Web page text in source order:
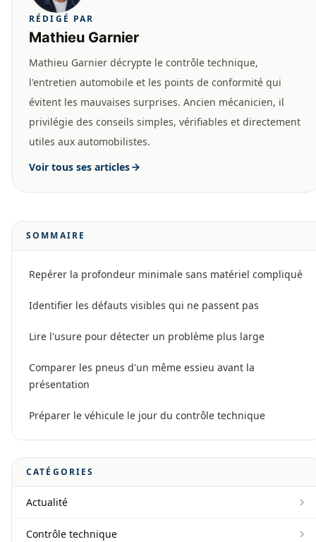
RÉDIGÉ PAR
Mathieu Garnier
Mathieu Garnier décrypte le contrôle technique,
l'entretien automobile et les points de conformité qui
évitent les mauvaises surprises. Ancien mécanicien, il
privilégie des conseils simples, vérifiables et directement
utiles aux automobilistes.
Voir tous ses articles
SOMMAIRE
Repérer la profondeur minimale sans matériel compliqué
Identifier les défauts visibles qui ne passent pas
Lire l'usure pour détecter un problème plus large
Comparer les pneus d'un même essieu avant la
présentation
Préparer le véhicule le jour du contrôle technique
CATÉGORIES
Actualité
Contrôle technique